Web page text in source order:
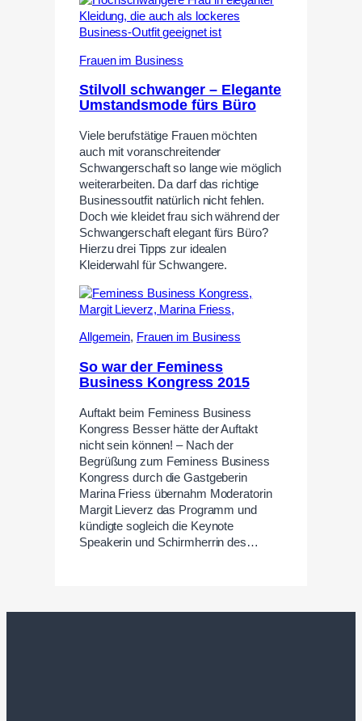
Frauen im Business
Stilvoll schwanger – Elegante
Umstandsmode fürs Büro
Viele berufstätige Frauen möchten
auch mit voranschreitender
Schwangerschaft so lange wie möglich
weiterarbeiten. Da darf das richtige
Businessoutfit natürlich nicht fehlen.
Doch wie kleidet frau sich während der
Schwangerschaft elegant fürs Büro?
Hierzu drei Tipps zur idealen
Kleiderwahl für Schwangere.
Allgemein, Frauen im Business
So war der Feminess
Business Kongress 2015
Auftakt beim Feminess Business
Kongress Besser hätte der Auftakt
nicht sein können! – Nach der
Begrüßung zum Feminess Business
Kongress durch die Gastgeberin
Marina Friess übernahm Moderatorin
Margit Lieverz das Programm und
kündigte sogleich die Keynote
Speakerin und Schirmherrin des…